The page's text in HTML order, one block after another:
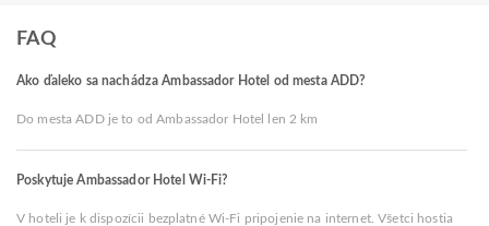
FAQ
Ako ďaleko sa nachádza Ambassador Hotel od mesta ADD?
Do mesta ADD je to od Ambassador Hotel len 2 km
Poskytuje Ambassador Hotel Wi-Fi?
V hoteli je k dispozícii bezplatné Wi-Fi pripojenie na internet. Všetci hostia